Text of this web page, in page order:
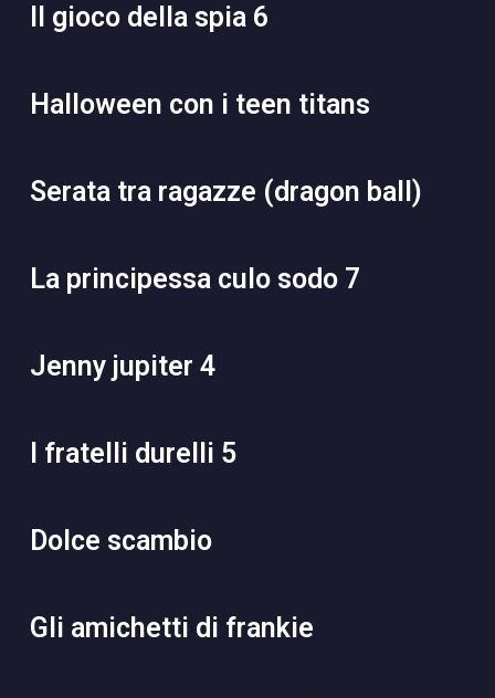
il gioco della spia 6
halloween con i teen titans
serata tra ragazze (dragon ball)
la principessa culo sodo 7
jenny jupiter 4
i fratelli durelli 5
dolce scambio
gli amichetti di frankie